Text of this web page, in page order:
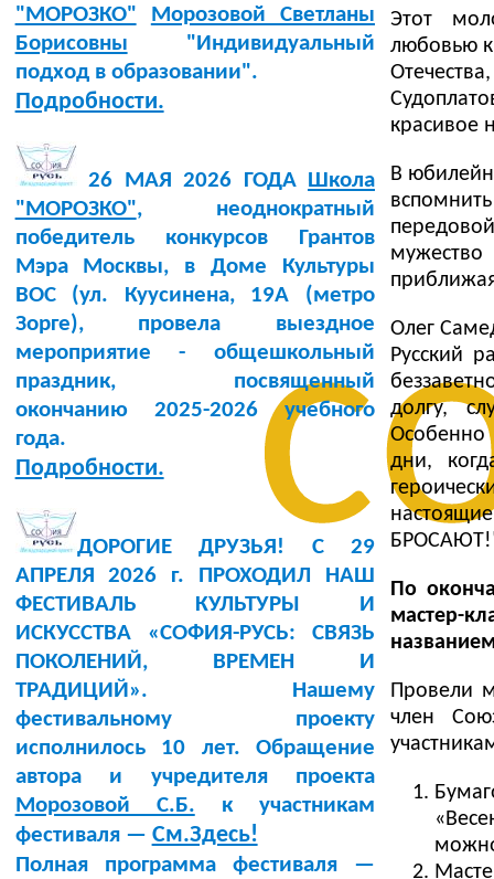
"МОРОЗКО"
Морозовой Светланы
Борисовны "Индивидуальный
подход в образовании".
Подробности.
26 МАЯ 2026 ГОДА Школа
"МОРОЗКО", неоднократный
победитель конкурсов Грантов
Мэра Москвы, в Доме Культуры
BOC (ул. Куусинена, 19А (метро
Зорге), провела выездное
мероприятие - общешкольный
праздник, посвященный
окончанию 2025-2026 учебного
года.
Подробности.
ДОРОГИЕ ДРУЗЬЯ! С 29
АПРЕЛЯ 2026 г. ПРОХОДИЛ НАШ
ФЕСТИВАЛЬ КУЛЬТУРЫ И
ИСКУССТВА «СОФИЯ-РУСЬ: СВЯЗЬ
ПОКОЛЕНИЙ, ВРЕМЕН И
ТРАДИЦИЙ». Нашему
фестивальному проекту
исполнилось 10 лет. Обращение
автора и учредителя проекта
Морозовой С.Б. к участникам
фестиваля — См.Здесь!
Полная программа фестиваля —
Этот
любовью к
красивое
В
Олег
Русский
долгу,
Особенно
дни,
По
мастер-
Провели
член